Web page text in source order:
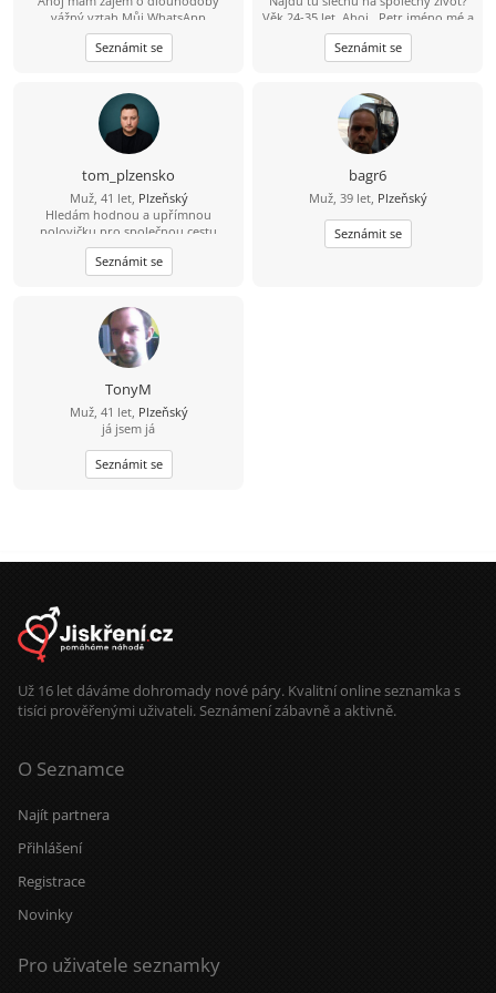
vážný vztah Můj WhatsApp
607872973
Seznámit se
Věk 24-35 let. Ahoj.. Petr jméno mé a
na tomto světě jsem už 29 let. Mám
silnější postavu, rád cestuji,
převážně po Řeckých ostrovech,
přírodě. Bydlím v Plzni. Jsem věrný,
upřímný a někdy až moc hodný
Nikdy jsem seznamku nezkoušel, tak
nevím, co od toho očekávat, ale
třeba tady najdu nějakou slečnu.
Budu se těšit na tvojí zprávu.
Seznámit se
tom_plzensko
Muž, 41 let, Plzeňský
Hledám hodnou a upřímnou
polovičku pro společnou cestu
životem.
Seznámit se
bagr6
Muž, 39 let, Plzeňský
Seznámit se
TonyM
Muž, 41 let, Plzeňský
já jsem já
Seznámit se
Už 16 let dáváme dohromady nové páry. Kvalitní online seznamka s
tisíci prověřenými uživateli. Seznámení zábavně a aktivně.
O Seznamce
Najít partnera
Přihlášení
Registrace
Novinky
Pro uživatele seznamky